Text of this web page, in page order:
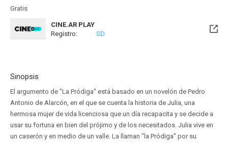
Gratis
CINE.AR PLAY
Registro:
SD
Sinopsis
El argumento de "La Pródiga" está basado en un novelón de Pedro
Antonio de Alarcón, en el que se cuenta la historia de Julia, una
hermosa mujer de vida licenciosa que un día recapacita y se decide a
usar su fortuna en bien del prójimo y de los necesitados. Julia vive en
un caserón y en medio de un valle. La llaman "la Pródiga" por su